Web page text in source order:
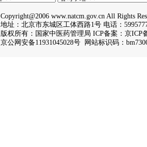
Copyright@2006 www.natcm.gov.cn All Rights
地址：北京市东城区工体西路1号 电话：
版权所有：国家中医药管理局 ICP备案： 京ICP
京公网安备11931045028号 网站标识码：